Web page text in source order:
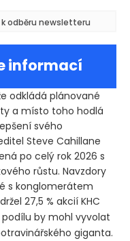
odběru newsletteru
informací
odkládá plánované
a místo toho hodlá
svého
Steve Cahillane
po celý rok 2026 s
růstu. Navzdory
s konglomerátem
27,5 % akcií KHC
by mohl vyvolat
giganta.